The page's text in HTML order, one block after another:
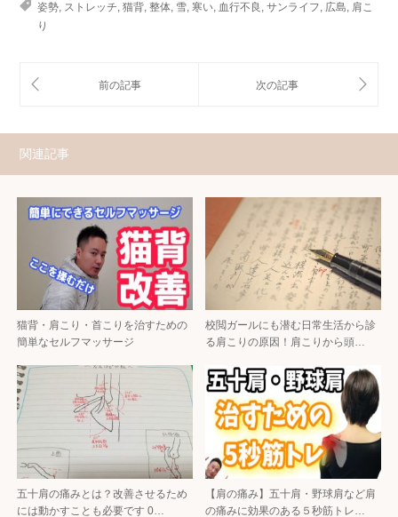
姿勢, ストレッチ, 猫背, 整体, 雪, 寒い, 血行不良 , サンライフ, 広島, 肩こ
り
関連記事
猫背・肩こり・首こりを治すための
簡単なセルフマッサージ
校閲ガールにも潜む日常生活から診
る肩こりの原因！肩こりから頭…
五十肩の痛みとは？改善させるため
には動かすことも必要です 0…
【肩の痛み】五十肩・野球肩など肩
の痛みに効果のある５秒筋トレ…